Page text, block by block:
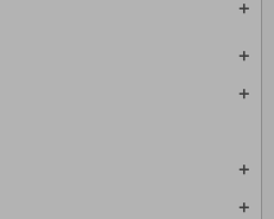
add
add
add
add
add